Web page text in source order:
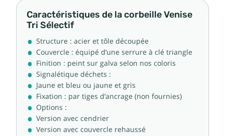
Caractéristiques de la corbeille Venise
Tri Sélectif
Structure : acier et tôle découpée
Couvercle : équipé d’une serrure à clé triangle
Finition : peint sur galva selon nos coloris
Signalétique déchets :
Jaune et bleu ou jaune et gris
Fixation : par tiges d’ancrage (non fournies)
Options :
Version avec cendrier
Version avec couvercle rehaussé